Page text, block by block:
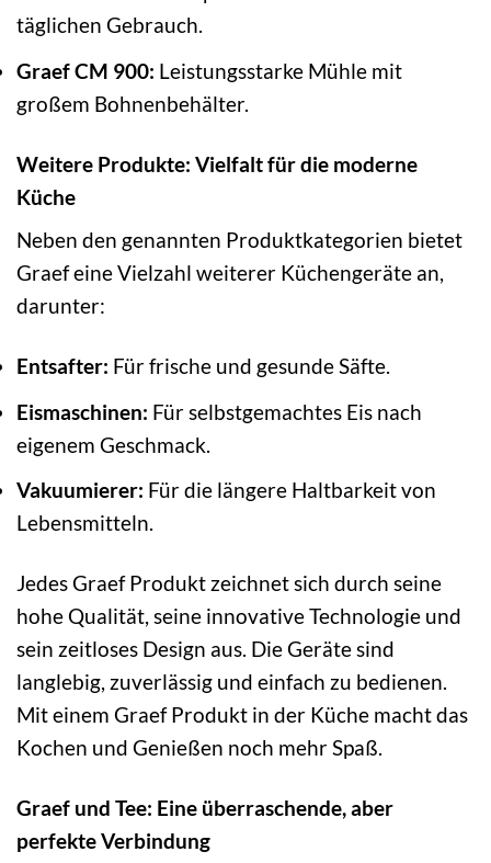
täglichen Gebrauch.
Graef CM 900: Leistungsstarke Mühle mit
großem Bohnenbehälter.
Weitere Produkte: Vielfalt für die moderne
Küche
Neben den genannten Produktkategorien bietet
Graef eine Vielzahl weiterer Küchengeräte an,
darunter:
Entsafter: Für frische und gesunde Säfte.
Eismaschinen: Für selbstgemachtes Eis nach
eigenem Geschmack.
Vakuumierer: Für die längere Haltbarkeit von
Lebensmitteln.
Jedes Graef Produkt zeichnet sich durch seine
hohe Qualität, seine innovative Technologie und
sein zeitloses Design aus. Die Geräte sind
langlebig, zuverlässig und einfach zu bedienen.
Mit einem Graef Produkt in der Küche macht das
Kochen und Genießen noch mehr Spaß.
Graef und Tee: Eine überraschende, aber
perfekte Verbindung